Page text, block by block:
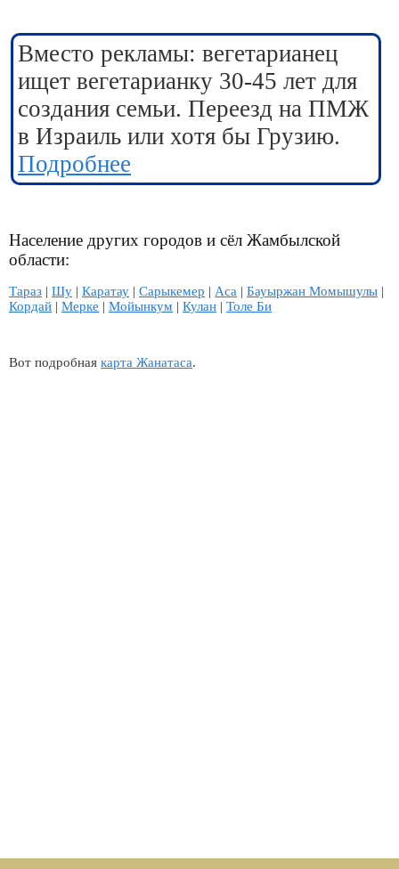
Вместо рекламы: вегетарианец
ищет вегетарианку 30-45 лет для
создания семьи. Переезд на ПМЖ
в Израиль или хотя бы Грузию.
Подробнее
Население других городов и сёл Жамбылской
области:
Тараз | Шу | Каратау | Сарыкемер | Аса | Бауыржан Момышулы |
Кордай | Мерке | Мойынкум | Кулан | Толе Би
Вот подробная карта Жанатаса.